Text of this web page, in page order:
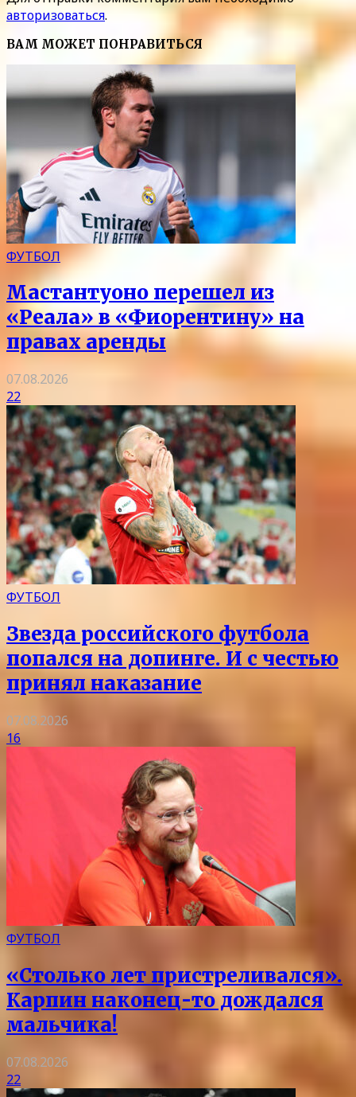
авторизоваться.
ВАМ МОЖЕТ ПОНРАВИТЬСЯ
ФУТБОЛ
Мастантуоно перешел из
«Реала» в «Фиорентину» на
правах аренды
07.08.2026
22
ФУТБОЛ
Звезда российского футбола
попался на допинге. И с честью
принял наказание
07.08.2026
16
ФУТБОЛ
«Столько лет пристреливался».
Карпин наконец-то дождался
мальчика!
07.08.2026
22